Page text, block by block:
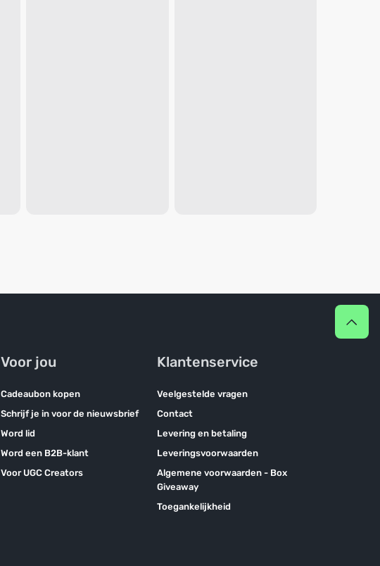
Voor jou
Cadeaubon kopen
Schrijf je in voor de nieuwsbrief
Word lid
Word een B2B-klant
Voor UGC Creators
Klantenservice
Veelgestelde vragen
Contact
Levering en betaling
Leveringsvoorwaarden
Algemene voorwaarden - Box
Giveaway
Toegankelijkheid